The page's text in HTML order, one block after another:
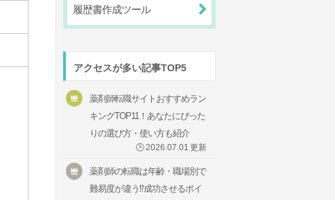
履歴書作成ツール
アクセスが多い記事TOP5
薬剤師転職サイトおすすめラン
キングTOP11！あなたにぴった
りの選び方・使い方も紹介
🕒2026.07.01 更新
薬剤師の転職は年齢・職場別で
難易度が違う⁉成功させるポイ